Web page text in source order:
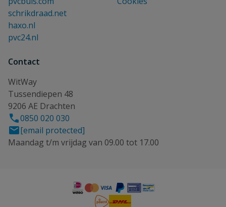
schrikdraad.net
haxo.nl
pvc24.nl
Contact
WitWay
Tussendiepen 48
9206 AE Drachten
0850 020 030
[email protected]
Maandag t/m vrijdag van 09.00 tot 17.00